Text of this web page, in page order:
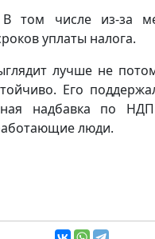
том числе из-за
уплаты налога.
лучше не
Его
надбавка по
люди.